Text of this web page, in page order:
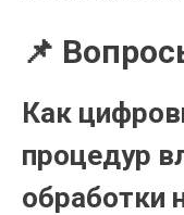
📌
Как
процедур
обработки